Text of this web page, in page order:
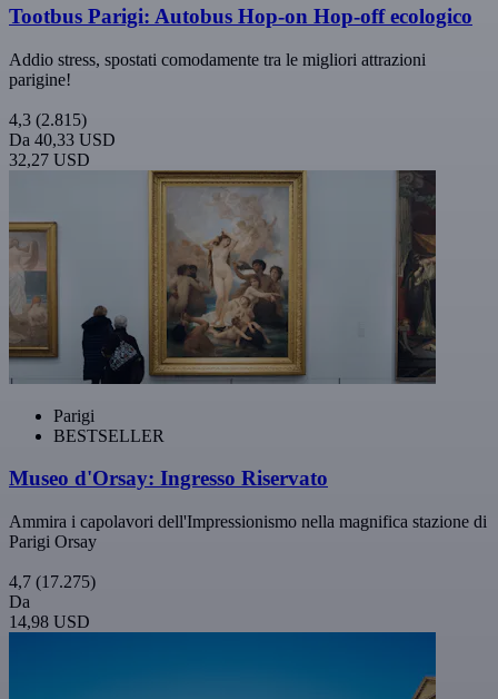
Tootbus Parigi: Autobus Hop-on Hop-off ecologico
Addio stress, spostati comodamente tra le migliori attrazioni
parigine!
4,3 (2.815)
Da 40,33 USD
32,27 USD
Parigi
BESTSELLER
Museo d'Orsay: Ingresso Riservato
Ammira i capolavori dell'Impressionismo nella magnifica stazione di
Parigi Orsay
4,7 (17.275)
Da
14,98 USD